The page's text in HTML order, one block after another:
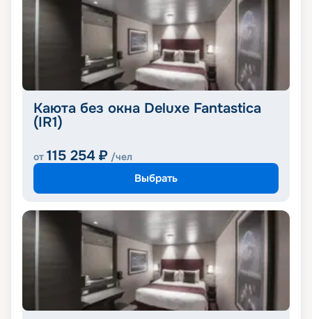
Каюта без окна Deluxe Fantastica
(IR1)
от 115 254 ₽ /чел
Выбрать